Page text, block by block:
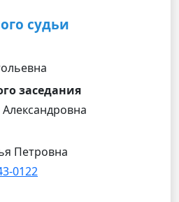
судьи
заседания
Петровна
0122